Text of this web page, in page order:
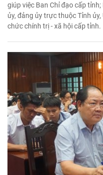
giúp việc Ban Chỉ đạo cấp
ủy, đảng ủy trực thuộc Tỉnh
chức chính trị - xã hội cấp tỉnh.